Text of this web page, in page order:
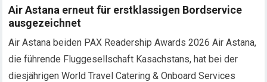
Air Astana erneut für erstklassigen Bordservice
ausgezeichnet
Air Astana beiden PAX Readership Awards 2026 Air Astana,
die führende Fluggesellschaft Kasachstans, hat bei der
diesjährigen World Travel Catering & Onboard Services